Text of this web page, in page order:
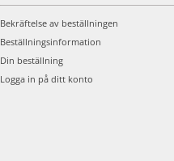
Bekräftelse av beställningen
Beställningsinformation
Din beställning
Logga in på ditt konto